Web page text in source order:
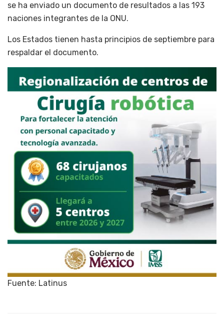
se ha enviado un documento de resultados a las 193
naciones integrantes de la ONU.
Los Estados tienen hasta principios de septiembre para
respaldar el documento.
Fuente: Latinus